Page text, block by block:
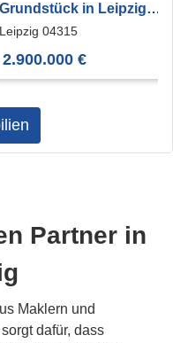
Grundstück in Leipzig
2.900.000 € 1132 m²
Leipzig 04315
2.900.000 €
Partner in
Maklern und
dafür, dass